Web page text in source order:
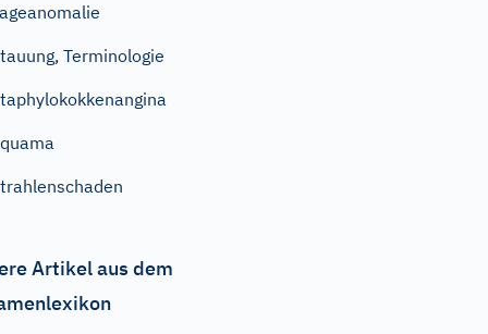
Terminologie
Artikel aus dem